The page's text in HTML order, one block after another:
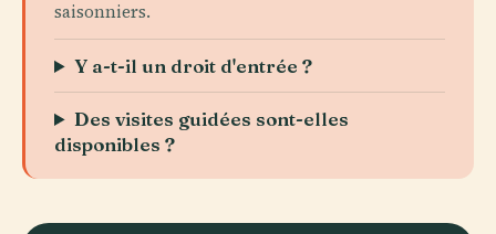
saisonniers.
Y a-t-il un droit d'entrée ?
Des visites guidées sont-elles
disponibles ?